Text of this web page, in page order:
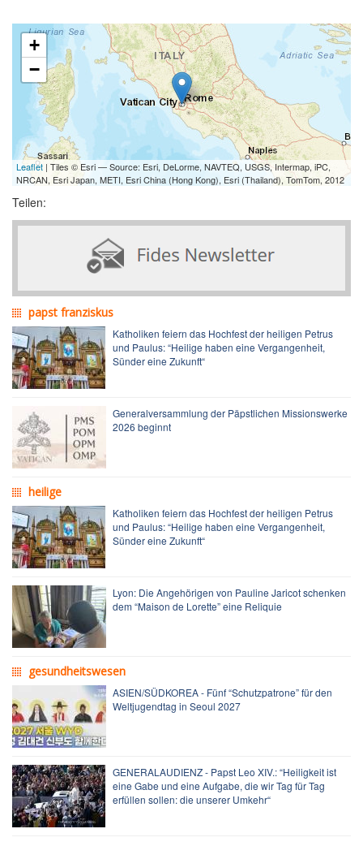
+
−
Leaflet | Tiles © Esri — Source: Esri, DeLorme, NAVTEQ, USGS, Intermap, iPC,
NRCAN, Esri Japan, METI, Esri China (Hong Kong), Esri (Thailand), TomTom, 2012
Teilen:
papst franziskus
Katholiken feiern das Hochfest der heiligen Petrus
und Paulus: “Heilige haben eine Vergangenheit,
Sünder eine Zukunft“
Generalversammlung der Päpstlichen Missionswerke
2026 beginnt
heilige
Katholiken feiern das Hochfest der heiligen Petrus
und Paulus: “Heilige haben eine Vergangenheit,
Sünder eine Zukunft“
Lyon: Die Angehörigen von Pauline Jaricot schenken
dem “Maison de Lorette” eine Reliquie
gesundheitswesen
ASIEN/SÜDKOREA - Fünf “Schutzpatrone” für den
Weltjugendtag in Seoul 2027
GENERALAUDIENZ - Papst Leo XIV.: “Heiligkeit ist
eine Gabe und eine Aufgabe, die wir Tag für Tag
erfüllen sollen: die unserer Umkehr“